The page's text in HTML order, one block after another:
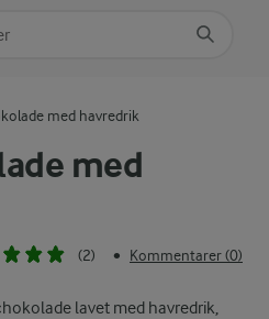
med
(2) • Kommentarer (0)
lavet med havredrik,
med havredrik